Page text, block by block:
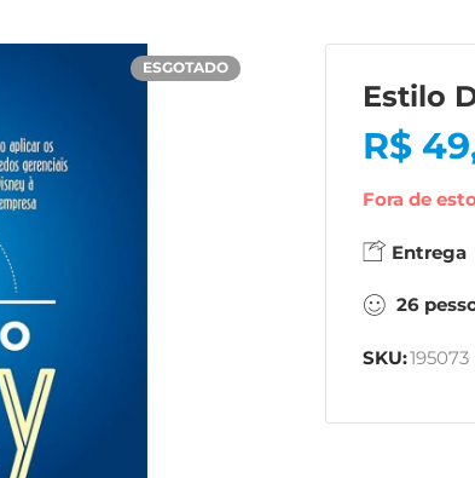
ESGOTADO
Estilo
R$
Fora de
Entrega
26
SKU:195073